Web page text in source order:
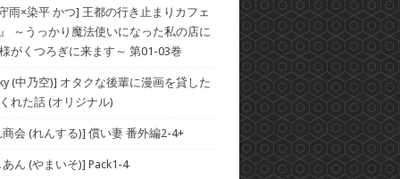
雨×染平 かつ] 王都の行き止まりカフェ
～うっかり魔法使いになった私の店に
がくつろぎに来ます～ 第01-03巻
(中乃空)] オタクな後輩に漫画を貸した
れた話 (オリジナル)
会 (れんする)] 償い妻 番外編2-4+
ん (やまいそ)] Pack1-4